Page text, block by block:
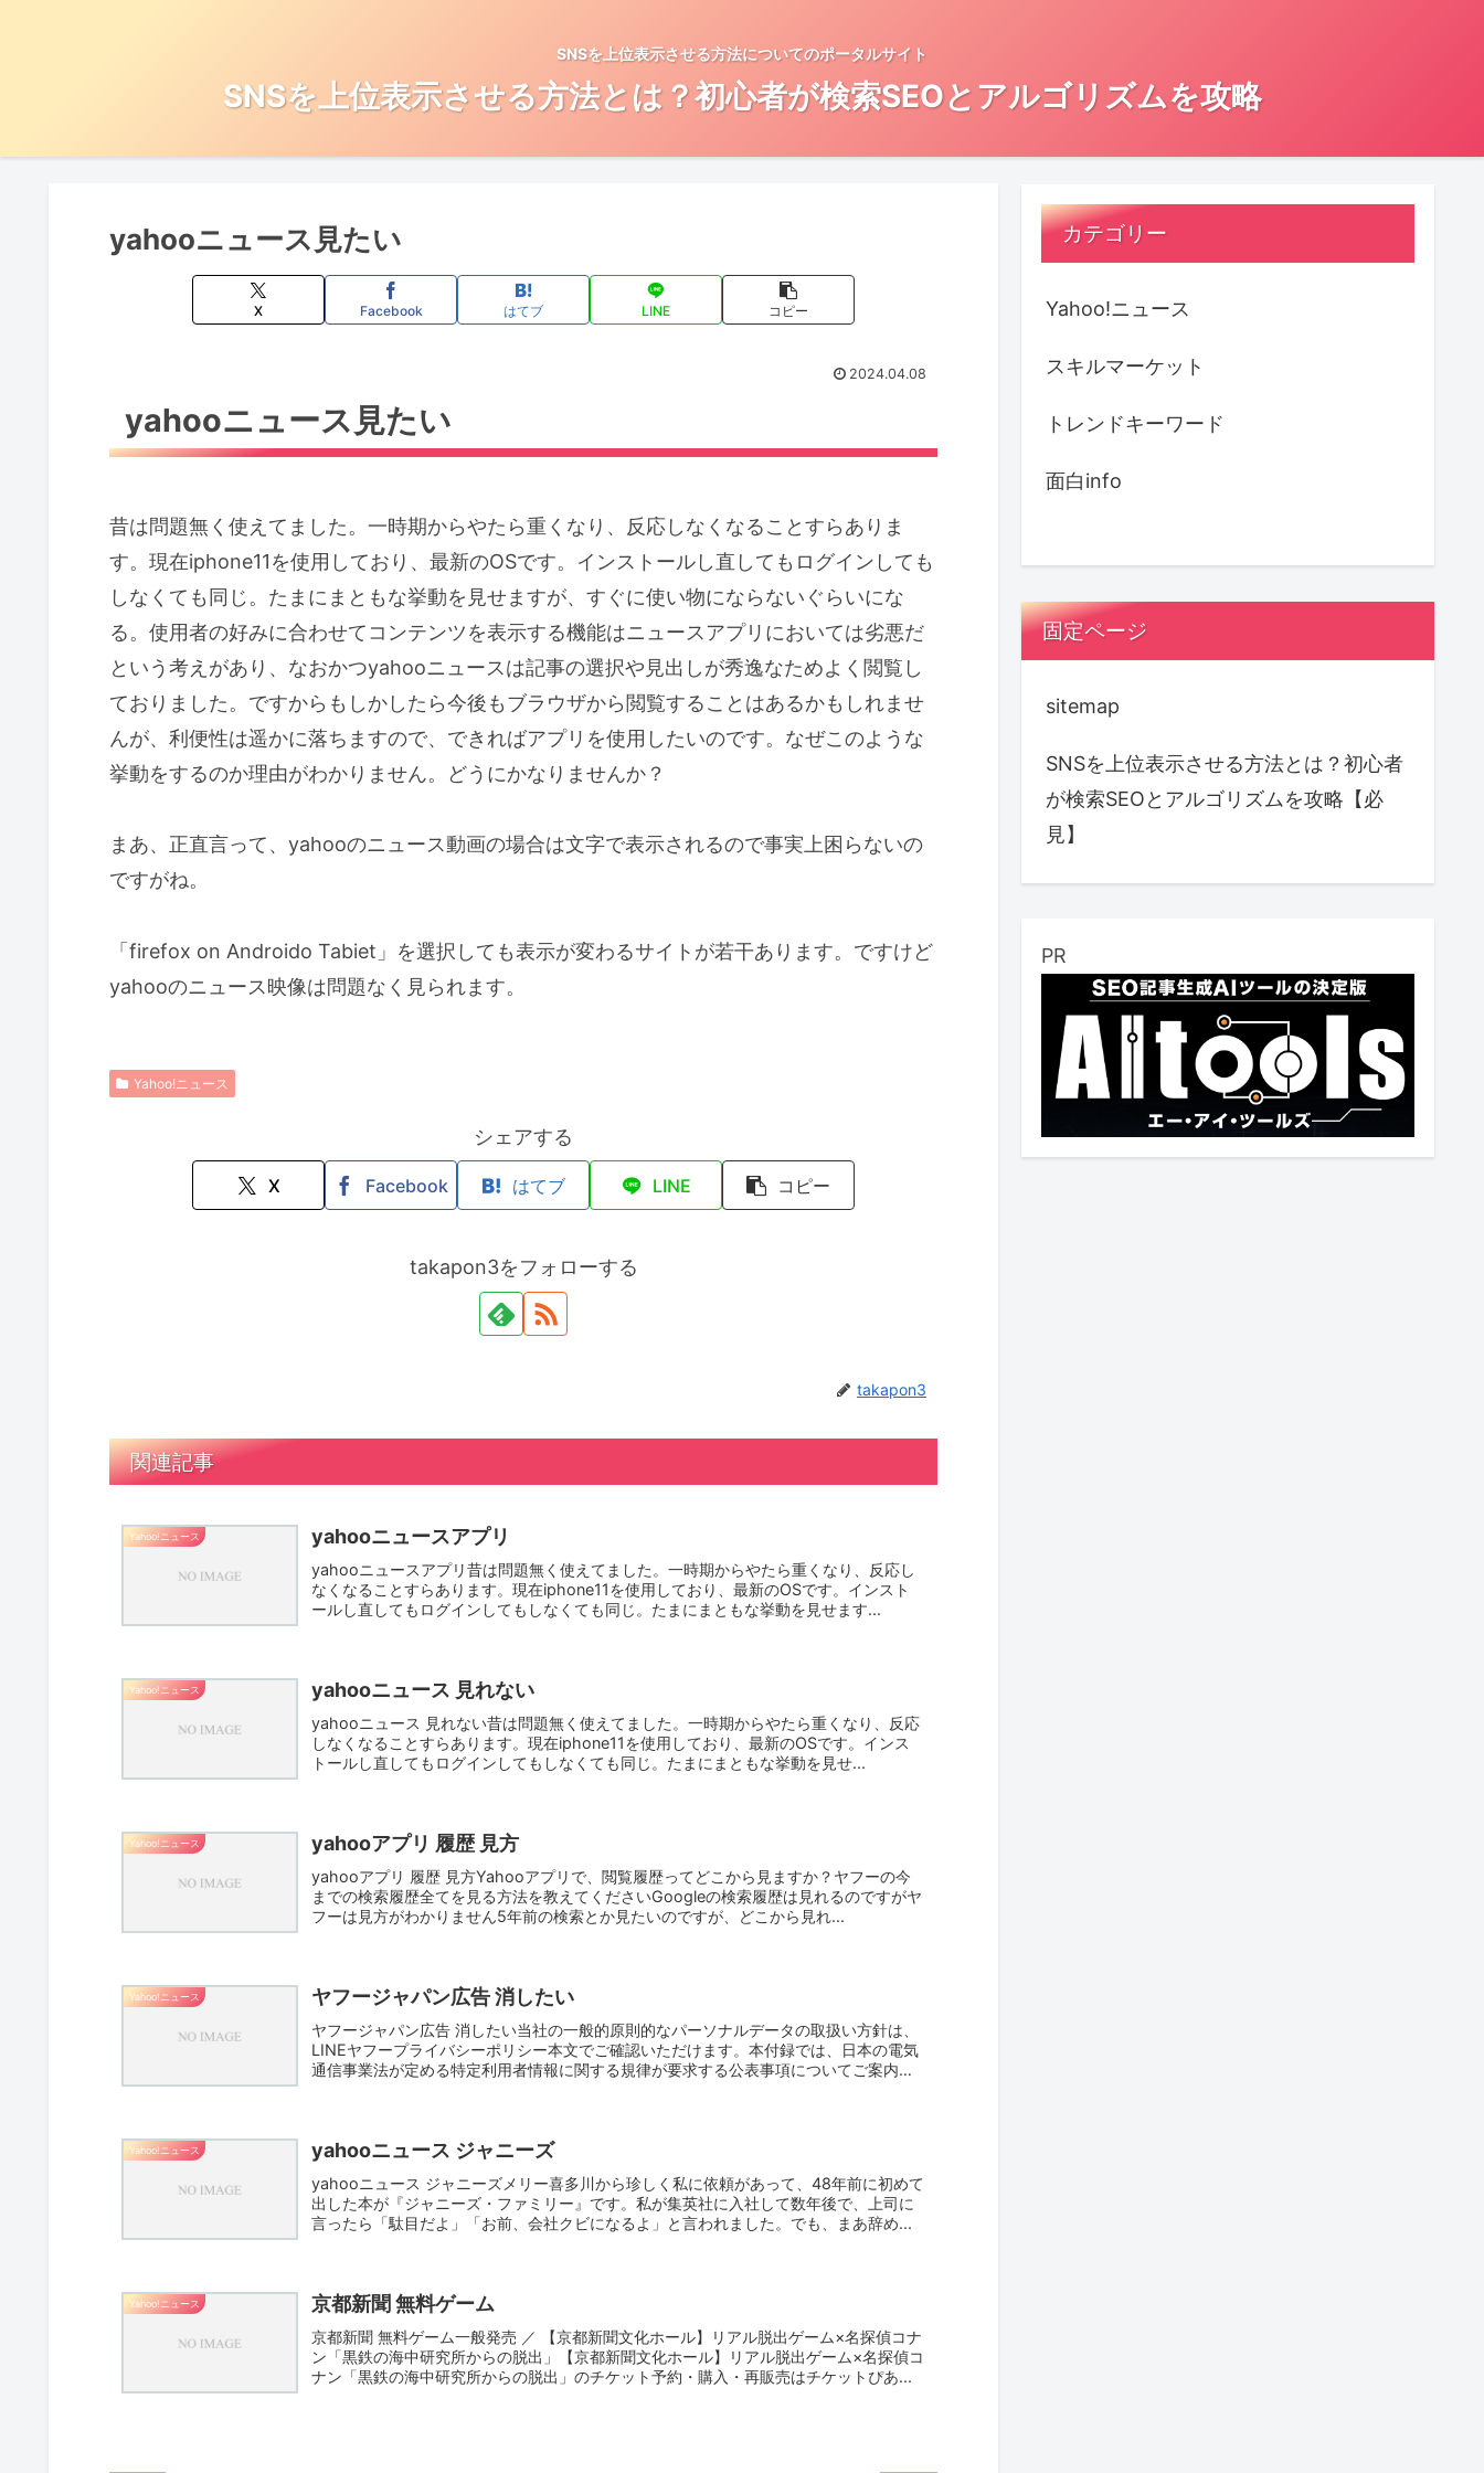
SNSを上位表示させる方法についてのポータルサイト
SNSを上位表示させる方法とは？初心者が検索SEOとアルゴリズムを攻略
yahooニュース見たい
X Facebook はてブ LINE コピー
2024.04.08
yahooニュース見たい
昔は問題無く使えてました。一時期からやたら重くなり、反応しなくなることすらありま
す。現在iphone11を使用しており、最新のOSです。インストールし直してもログインしても
しなくても同じ。たまにまともな挙動を見せますが、すぐに使い物にならないぐらいにな
る。使用者の好みに合わせてコンテンツを表示する機能はニュースアプリにおいては劣悪だ
という考えがあり、なおかつyahooニュースは記事の選択や見出しが秀逸なためよく閲覧し
ておりました。ですからもしかしたら今後もブラウザから閲覧することはあるかもしれませ
んが、利便性は遥かに落ちますので、できればアプリを使用したいのです。なぜこのような
挙動をするのか理由がわかりません。どうにかなりませんか？
まあ、正直言って、yahooのニュース動画の場合は文字で表示されるので事実上困らないの
ですがね。
「firefox on Androido Tabiet」を選択しても表示が変わるサイトが若干あります。ですけど
yahooのニュース映像は問題なく見られます。
Yahoo!ニュース
シェアする
X Facebook はてブ LINE コピー
takapon3をフォローする
takapon3
関連記事
Yahoo!ニュース yahooニュースアプリ
yahooニュースアプリ昔は問題無く使えてました。一時期からやたら重くなり、反応し
なくなることすらあります。現在iphone11を使用しており、最新のOSです。インスト
ールし直してもログインしてもしなくても同じ。たまにまともな挙動を見せます...
Yahoo!ニュース yahooニュース 見れない
yahooニュース 見れない昔は問題無く使えてました。一時期からやたら重くなり、反応
しなくなることすらあります。現在iphone11を使用しており、最新のOSです。インス
トールし直してもログインしてもしなくても同じ。たまにまともな挙動を見せ...
Yahoo!ニュース yahooアプリ 履歴 見方
yahooアプリ 履歴 見方Yahooアプリで、閲覧履歴ってどこから見ますか？ヤフーの今
までの検索履歴全てを見る方法を教えてくださいGoogleの検索履歴は見れるのですがヤ
フーは見方がわかりません5年前の検索とか見たいのですが、どこから見れ...
Yahoo!ニュース ヤフージャパン広告 消したい
ヤフージャパン広告 消したい当社の一般的原則的なパーソナルデータの取扱い方針は、
LINEヤフープライバシーポリシー本文でご確認いただけます。本付録では、日本の電気
通信事業法が定める特定利用者情報に関する規律が要求する公表事項についてご案内
Yahoo!ニュース yahooニュース ジャニーズ
yahooニュース ジャニーズメリー喜多川から珍しく私に依頼があって、48年前に初めて
出した本が『ジャニーズ・ファミリー』です。私が集英社に入社して数年後で、上司に
言ったら「駄目だよ」「お前、会社クビになるよ」と言われました。でも、まあ辞め...
Yahoo!ニュース 京都新聞 無料ゲーム
京都新聞 無料ゲーム一般発売 ／ 【京都新聞文化ホール】リアル脱出ゲーム×名探偵コナ
ン「黒鉄の海中研究所からの脱出」【京都新聞文化ホール】リアル脱出ゲーム×名探偵コ
ナン「黒鉄の海中研究所からの脱出」のチケット予約・購入・再販売はチケットぴあ...
カテゴリー
Yahoo!ニュース
スキルマーケット
トレンドキーワード
面白info
固定ページ
sitemap
SNSを上位表示させる方法とは？初心者
が検索SEOとアルゴリズムを攻略【必
見】
PR